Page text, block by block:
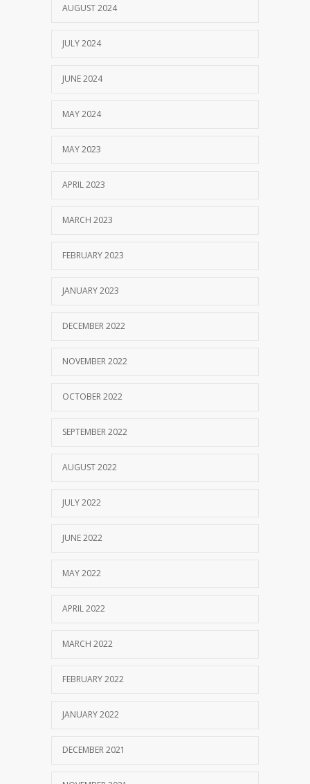
AUGUST 2024
JULY 2024
JUNE 2024
MAY 2024
MAY 2023
APRIL 2023
MARCH 2023
FEBRUARY 2023
JANUARY 2023
DECEMBER 2022
NOVEMBER 2022
OCTOBER 2022
SEPTEMBER 2022
AUGUST 2022
JULY 2022
JUNE 2022
MAY 2022
APRIL 2022
MARCH 2022
FEBRUARY 2022
JANUARY 2022
DECEMBER 2021